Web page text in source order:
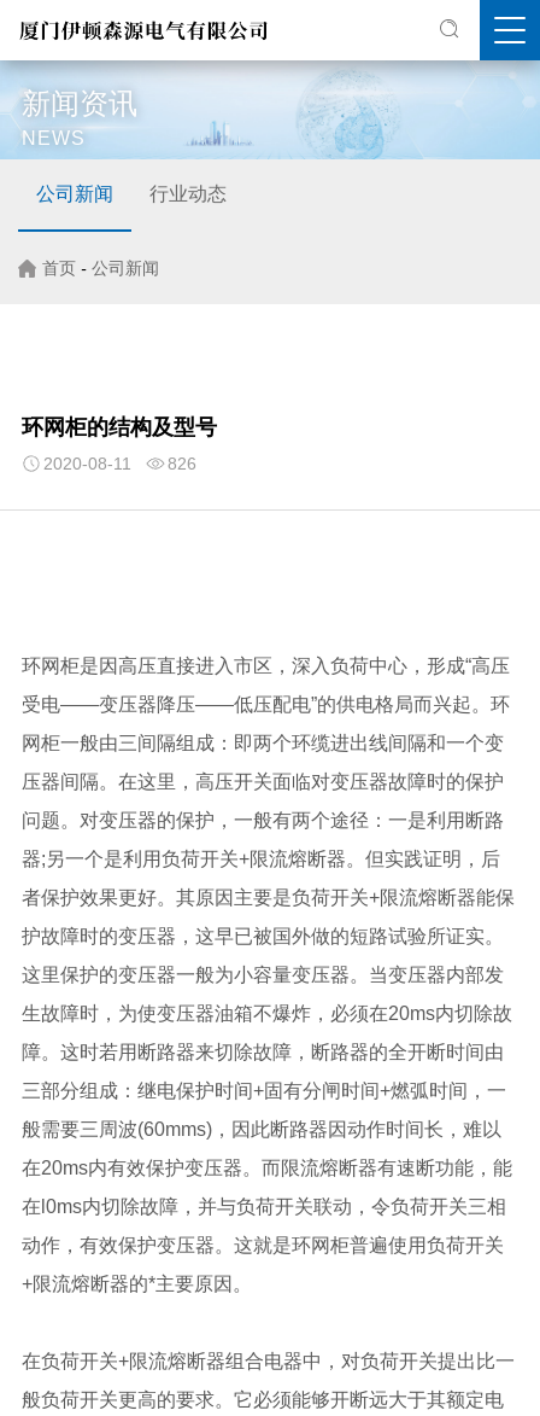
新闻资讯
NEWS
公司新闻 行业动态
首页 - 公司新闻
环网柜的结构及型号
2020-08-11 826
环网柜是因高压直接进入市区，深入负荷中心，形成“高压
受电——变压器降压——低压配电”的供电格局而兴起。环
网柜一般由三间隔组成：即两个环缆进出线间隔和一个变
压器间隔。在这里，高压开关面临对变压器故障时的保护
问题。对变压器的保护，一般有两个途径：一是利用断路
器;另一个是利用负荷开关+限流熔断器。但实践证明，后
者保护效果更好。其原因主要是负荷开关+限流熔断器能保
护故障时的变压器，这早已被国外做的短路试验所证实。
这里保护的变压器一般为小容量变压器。当变压器内部发
生故障时，为使变压器油箱不爆炸，必须在20ms内切除故
障。这时若用断路器来切除故障，断路器的全开断时间由
三部分组成：继电保护时间+固有分闸时间+燃弧时间，一
般需要三周波(60mms)，因此断路器因动作时间长，难以
在20ms内有效保护变压器。而限流熔断器有速断功能，能
在l0ms内切除故障，并与负荷开关联动，令负荷开关三相
动作，有效保护变压器。这就是环网柜普遍使用负荷开关
+限流熔断器的*主要原因。
在负荷开关+限流熔断器组合电器中，对负荷开关提出比一
般负荷开关更高的要求。它必须能够开断远大于其额定电